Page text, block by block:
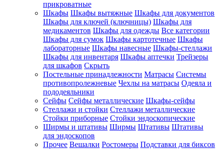
прикроватные
Шкафы Шкафы вытяжные Шкафы для документов
Шкафы для ключей (ключницы) Шкафы для
медикаментов Шкафы для одежды Все категории
Шкафы для сумок Шкафы картотечные Шкафы
лабораторные Шкафы навесные Шкафы-стеллажи
Шкафы для инвентаря Шкафы аптечки Трейзеры
для шкафов Скрыть
Постельные принадлежности Матрасы Системы
противопролежневые Чехлы на матрасы Одеяла и
пододеяльники
Сейфы Сейфы металлические Шкафы-сейфы
Стеллажи и стойки Стеллажи металлические
Стойки приборные Стойки эндоскопические
Ширмы и штативы Ширмы Штативы Штативы
для эндоскопов
Прочее Вешалки Ростомеры Подставки для биксов